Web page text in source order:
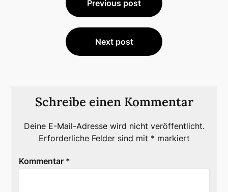
Previous post
Next post
Schreibe einen Kommentar
Deine E-Mail-Adresse wird nicht veröffentlicht.
Erforderliche Felder sind mit * markiert
Kommentar *